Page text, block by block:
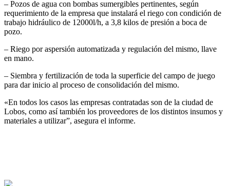
– Pozos de agua con bombas sumergibles pertinentes, según
requerimiento de la empresa que instalará el riego con condición de
trabajo hidráulico de 12000l/h, a 3,8 kilos de presión a boca de
pozo.
– Riego por aspersión automatizada y regulación del mismo, llave
en mano.
– Siembra y fertilización de toda la superficie del campo de juego
para dar inicio al proceso de consolidación del mismo.
«En todos los casos las empresas contratadas son de la ciudad de
Lobos, como así también los proveedores de los distintos insumos y
materiales a utilizar”, asegura el informe.